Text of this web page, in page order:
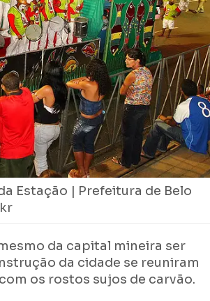
Estação | Prefeitura de Belo
da capital mineira ser
da cidade se reuniram
os rostos sujos de carvão.